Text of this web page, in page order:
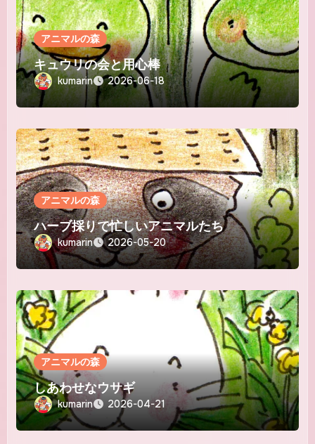
アニマルの森
キュウリの会と用心棒
kumarin 2026-06-18
アニマルの森
ハーブ採りで忙しいアニマルたち
kumarin 2026-05-20
アニマルの森
しあわせなウサギ
kumarin 2026-04-21